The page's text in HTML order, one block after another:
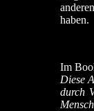
haben.
Im
Diese
durch